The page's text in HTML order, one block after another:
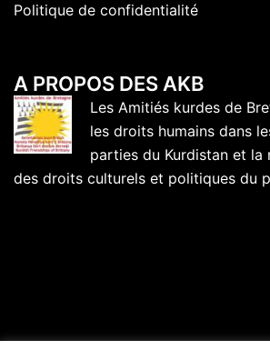
Politique de confidentialité
A PROPOS DES AKB
Les Amitiés kurdes de
les droits humains dans
parties du Kurdistan et la
des droits culturels et politiques du